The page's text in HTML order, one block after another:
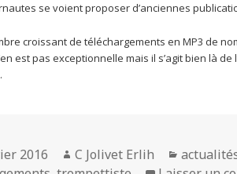
se voient proposer d’anciennes
croissant de téléchargements en MP3 de
est pas exceptionnelle mais il s’agit bien là
2016 Auteur
C Jolivet Erlih